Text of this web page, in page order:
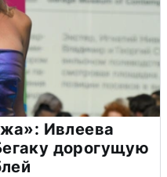
Ивлеева
дорогущую